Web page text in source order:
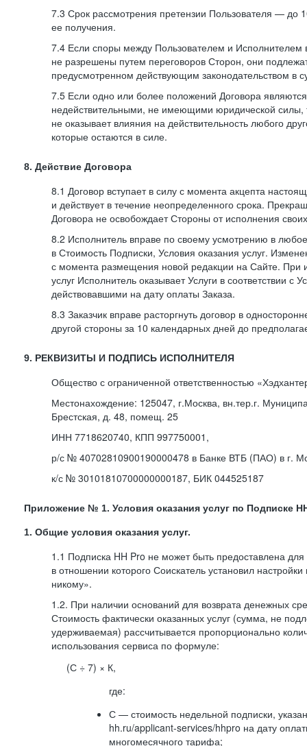
7.3 Срок рассмотрения претензии Пользователя — до
ее получения.
7.4 Если споры между Пользователем и Исполнителем
не разрешены путем переговоров Сторон, они
предусмотренном действующим законодательством в
7.5 Если одно или более положений Договора
недействительными, не имеющими юридической силы,
не оказывает влияния на действительность любого
которые остаются в силе.
8. Действие Договора
8.1 Договор вступает в силу с момента акцепта
и действует в течение неопределенного срока.
Договора не освобождает Стороны от исполнения
8.2 Исполнитель вправе по своему усмотрению в
в Стоимость Подписки, Условия оказания услуг.
с момента размещения новой редакции на Сайте. При
услуг Исполнитель оказывает Услуги в соответствии с
действовавшими на дату оплаты Заказа.
8.3 Заказчик вправе расторгнуть договор в
другой стороны за 10 календарных дней до
9. РЕКВИЗИТЫ И ПОДПИСЬ ИСПОЛНИТЕЛЯ
Общество с ограниченной ответственностью
Местонахождение: 125047, г.Москва, вн.тер.г.
Брестская, д. 48, помещ. 25
ИНН 7718620740, КПП 997750001,
р/с № 40702810900190000478 в Банке ВТБ (ПАО) в г.
к/с № 30101810700000000187, БИК 044525187
Приложение № 1. Условия оказания услуг по Подписке
1. Общие условия оказания услуг.
1.1 Подписка HH Pro не может быть предоставлена
в отношении которого Соискатель установил
никому».
1.2. При наличии оснований для возврата денежных
Стоимость фактически оказанных услуг (сумма, не
удерживаемая) рассчитывается пропорционально
использования сервиса по формуле:
(С ÷ 7) × К,
где:
С — стоимость недельной подписки,
hh.ru/applicant-services/hhpro на дату
многомесячного тарифа;